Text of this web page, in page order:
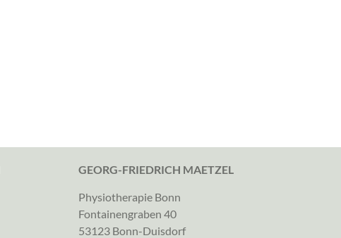
GEORG-FRIEDRICH MAETZEL
Physiotherapie Bonn
Fontainengraben 40
53123 Bonn-Duisdorf